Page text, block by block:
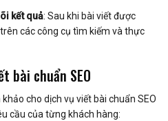
kết quả: Sau khi bài viết được
các công cụ tìm kiếm và thực
bài chuẩn SEO
cho dịch vụ viết bài chuẩn SEO
cầu của từng khách hàng: